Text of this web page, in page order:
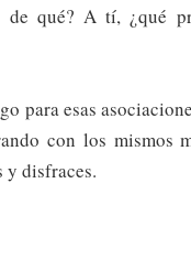
qué? A tí, ¿qué
para esas
con los mismos
y disfraces.